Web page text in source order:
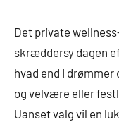
Det private
skræddersy dagen
hvad end I
og velvære eller
Uanset valg vil en